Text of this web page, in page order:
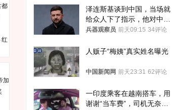
泽连斯基谈到中国，当场就
给众人下了指示，他对中国
和中乌关系，显然又有了新
兵器观察员 前天09:15 34评论
人贩子“梅姨”真实姓名曝光
中国新闻网 前天23:31 62评论
一印度乘客在越南搭车，用
谢谢“当车费”，司机无奈发